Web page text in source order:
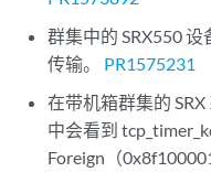
群集中的 SRX550
传输。 PR1575231
在带机箱群集的
中会看到
Foreign（